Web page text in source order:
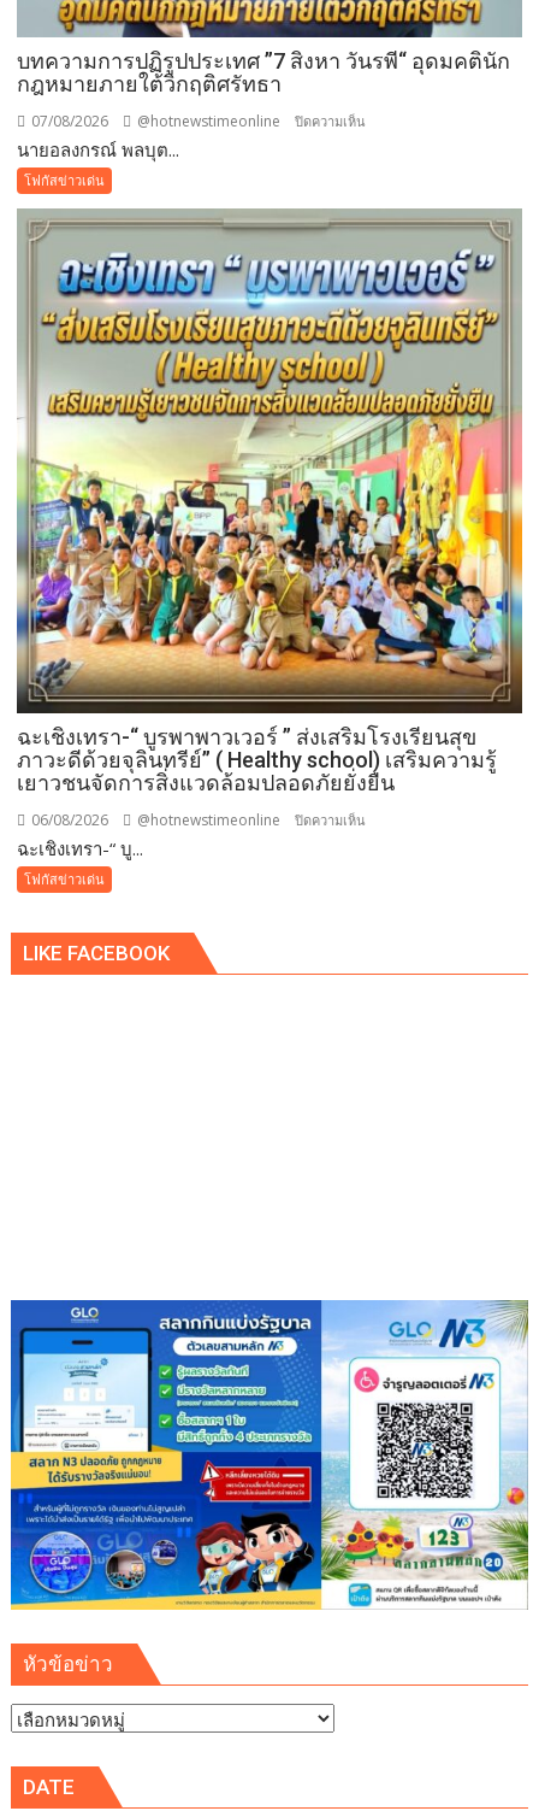
บทความการปฏิรูปประเทศ ”7 สิงหา วันรพี“ อุดมคตินัก
กฎหมายภายใต้วิกฤติศรัทธา
07/08/2026 @hotnewstimeonline ปิดความเห็น
ประเทศ
สิง
หา
วัน
รพี“
อุดมคติ
นัก
กฎหมาย
ภาย
ใต้
วิกฤติ
ศรัทธา
นายอลงกรณ์ พลบุต...
โฟกัสข่าวเด่น
ฉะเชิงเทรา-​“ บูรพาพาวเวอร์ ” ส่งเสริมโรงเรียนสุข
ภาวะดีด้วยจุลินทรีย์” ( Healthy school) เสริมความรู้
เยาวชนจัดการสิ่งแวดล้อมปลอดภัยยั่งยืน
06/08/2026 @hotnewstimeonline ปิดความเห็น
ว
school)
เสริม
ความ
เยาวชน
จัดการ
สิ่ง
แวดล้อม
ปลอดภัย
ยั่งยืน
ฉะเชิงเทรา-​“ บู...
โฟกัสข่าวเด่น
LIKE FACEBOOK
หัวข้อข่าว
หัวข้อ
DATE